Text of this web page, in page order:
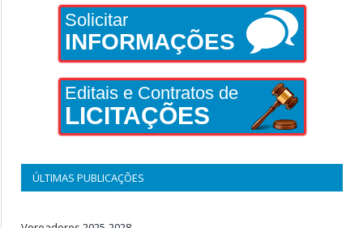
Solicitar
INFORMAÇÕES
Editais e Contratos de
LICITAÇÕES
ÚLTIMAS PUBLICAÇÕES